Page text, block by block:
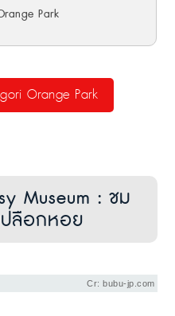
Park
Orange Park
Museum : ชม
ปลือกหอย
Cr: bubu-jp.com